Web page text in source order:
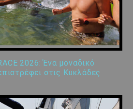
2026: Ένα μοναδικό
στις Κυκλάδες